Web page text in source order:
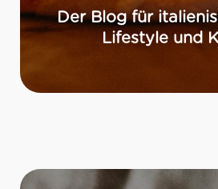
Der Blog für
Lifestyle und